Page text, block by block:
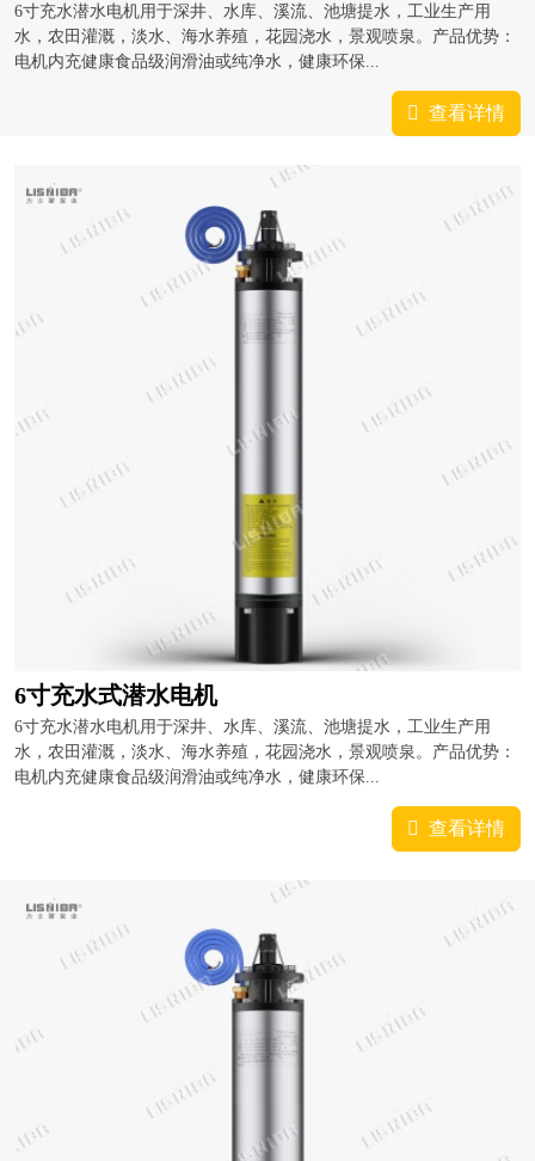
6寸充水潜水电机用于深井、水库、溪流、池塘提水，工业生产用
水，农田灌溉，淡水、海水养殖，花园浇水，景观喷泉。产品优势：
电机内充健康食品级润滑油或纯净水，健康环保...
查看详情
6寸充水式潜水电机
6寸充水潜水电机用于深井、水库、溪流、池塘提水，工业生产用
水，农田灌溉，淡水、海水养殖，花园浇水，景观喷泉。产品优势：
电机内充健康食品级润滑油或纯净水，健康环保...
查看详情